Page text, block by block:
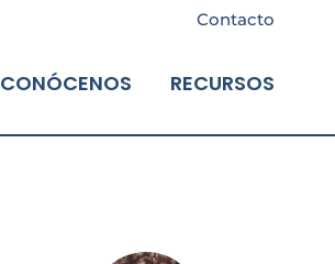
Contacto
CONÓCENOS RECURSOS